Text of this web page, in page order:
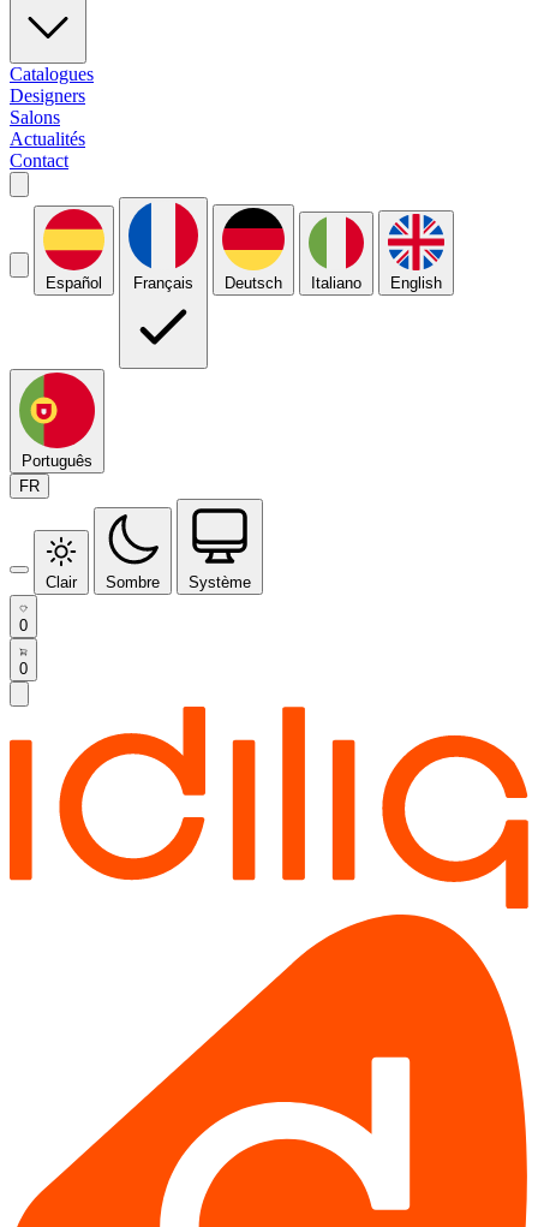
Catalogues
Designers
Salons
Actualités
Contact
Español Français Deutsch Italiano English
Português
FR
Clair Sombre Système
0
0